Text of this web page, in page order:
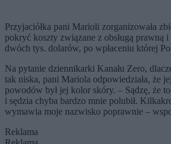
Przyjaciółka pani Marioli zorganizowała
pokryć koszty związane z obsługą prawną
dwóch tys. dolarów, po wpłaceniu której
Na pytanie dziennikarki Kanału Zero,
tak niska, pani Mariola odpowiedziała, że
powodów był jej kolor skóry. – Sądzę, że to
i sędzia chyba bardzo mnie polubił.
wymawia moje nazwisko poprawnie –
Reklama